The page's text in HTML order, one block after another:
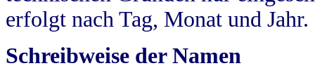
erfolgt nach Tag, Monat und Jahr.
Schreibweise der Namen